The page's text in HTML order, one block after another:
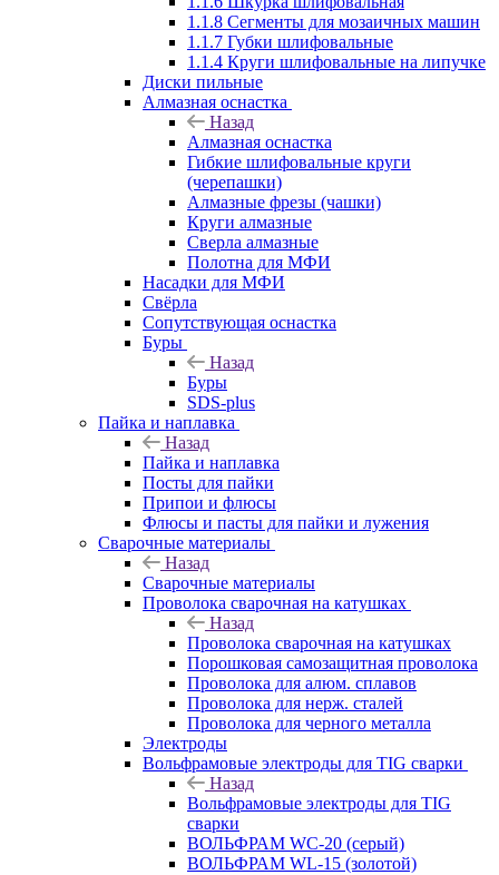
1.1.8 Сегменты для мозаичных машин
1.1.7 Губки шлифовальные
1.1.4 Круги шлифовальные на липучке
Диски пильные
Алмазная оснастка
Назад
Алмазная оснастка
Гибкие шлифовальные круги
(черепашки)
Алмазные фрезы (чашки)
Круги алмазные
Сверла алмазные
Полотна для МФИ
Насадки для МФИ
Свёрла
Сопутствующая оснастка
Буры
Назад
Буры
SDS-plus
Пайка и наплавка
Назад
Пайка и наплавка
Посты для пайки
Припои и флюсы
Флюсы и пасты для пайки и лужения
Сварочные материалы
Назад
Сварочные материалы
Проволока сварочная на катушках
Назад
Проволока сварочная на катушках
Порошковая самозащитная проволока
Проволока для алюм. сплавов
Проволока для нерж. сталей
Проволока для черного металла
Электроды
Вольфрамовые электроды для TIG сварки
Назад
Вольфрамовые электроды для TIG
сварки
ВОЛЬФРАМ WC-20 (серый)
ВОЛЬФРАМ WL-15 (золотой)